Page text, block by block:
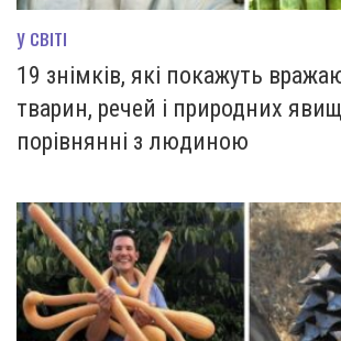
У СВІТІ
19 знімків, які покажуть
тварин, речей і природних
порівнянні з людиною